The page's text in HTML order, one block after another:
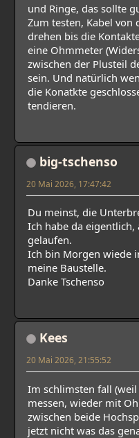
und Ringe, das sollte
Zum testen, Kabel von
drehen bis die
eine Ohmmeter
zwischen der Plusteil
sein. Und natürlich
die Konatkte
tendieren.
big-tschenso
20 Mai 2026, 17:47:42
Du meinst, die
Ich habe da
gelaufen.
Ich bin Morgen wiede
meine Baustelle.
Danke Tschenso
Kees
20 Mai 2026, 21:55:52
Im schlimsten fall
messen, wieder mit
zwischen beide
jetzt nicht was das